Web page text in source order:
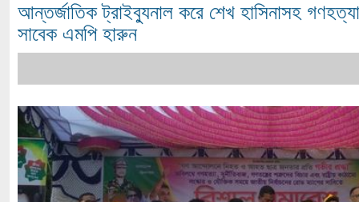
আন্তর্জাতিক ট্রাইব্যুনাল করে শেখ হাসিনাসহ
সাবেক এমপি হারুন